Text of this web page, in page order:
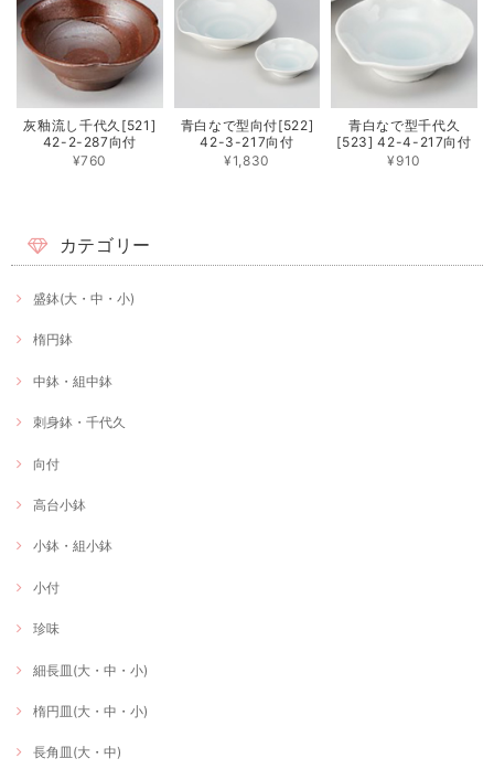
灰釉流し千代久[521]
42-2-287向付
¥760
青白なで型向付[522]
42-3-217向付
¥1,830
青白なで型千代久
[523] 42-4-217向付
¥910
カテゴリー
盛鉢(大・中・小)
楕円鉢
中鉢・組中鉢
刺身鉢・千代久
向付
高台小鉢
小鉢・組小鉢
小付
珍味
細長皿(大・中・小)
楕円皿(大・中・小)
長角皿(大・中)